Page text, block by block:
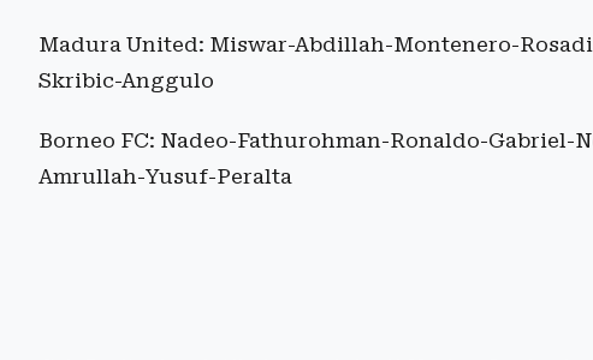
Madura United: Miswar-Abdillah-Montenero-
Skribic-Anggulo
Borneo FC: Nadeo-Fathurohman-Ronaldo-
Amrullah-Yusuf-Peralta